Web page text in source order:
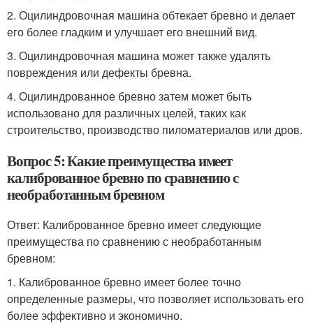
2. Оцилиндровочная машина обтекает бревно и делает
его более гладким и улучшает его внешний вид.
3. Оцилиндровочная машина может также удалять
повреждения или дефекты бревна.
4. Оцилиндрованное бревно затем может быть
использовано для различных целей, таких как
строительство, производство пиломатериалов или дров.
Вопрос 5: Какие преимущества имеет
калиброванное бревно по сравнению с
необработанным бревном
Ответ: Калиброванное бревно имеет следующие
преимущества по сравнению с необработанным
бревном:
1. Калиброванное бревно имеет более точно
определенные размеры, что позволяет использовать его
более эффективно и экономично.